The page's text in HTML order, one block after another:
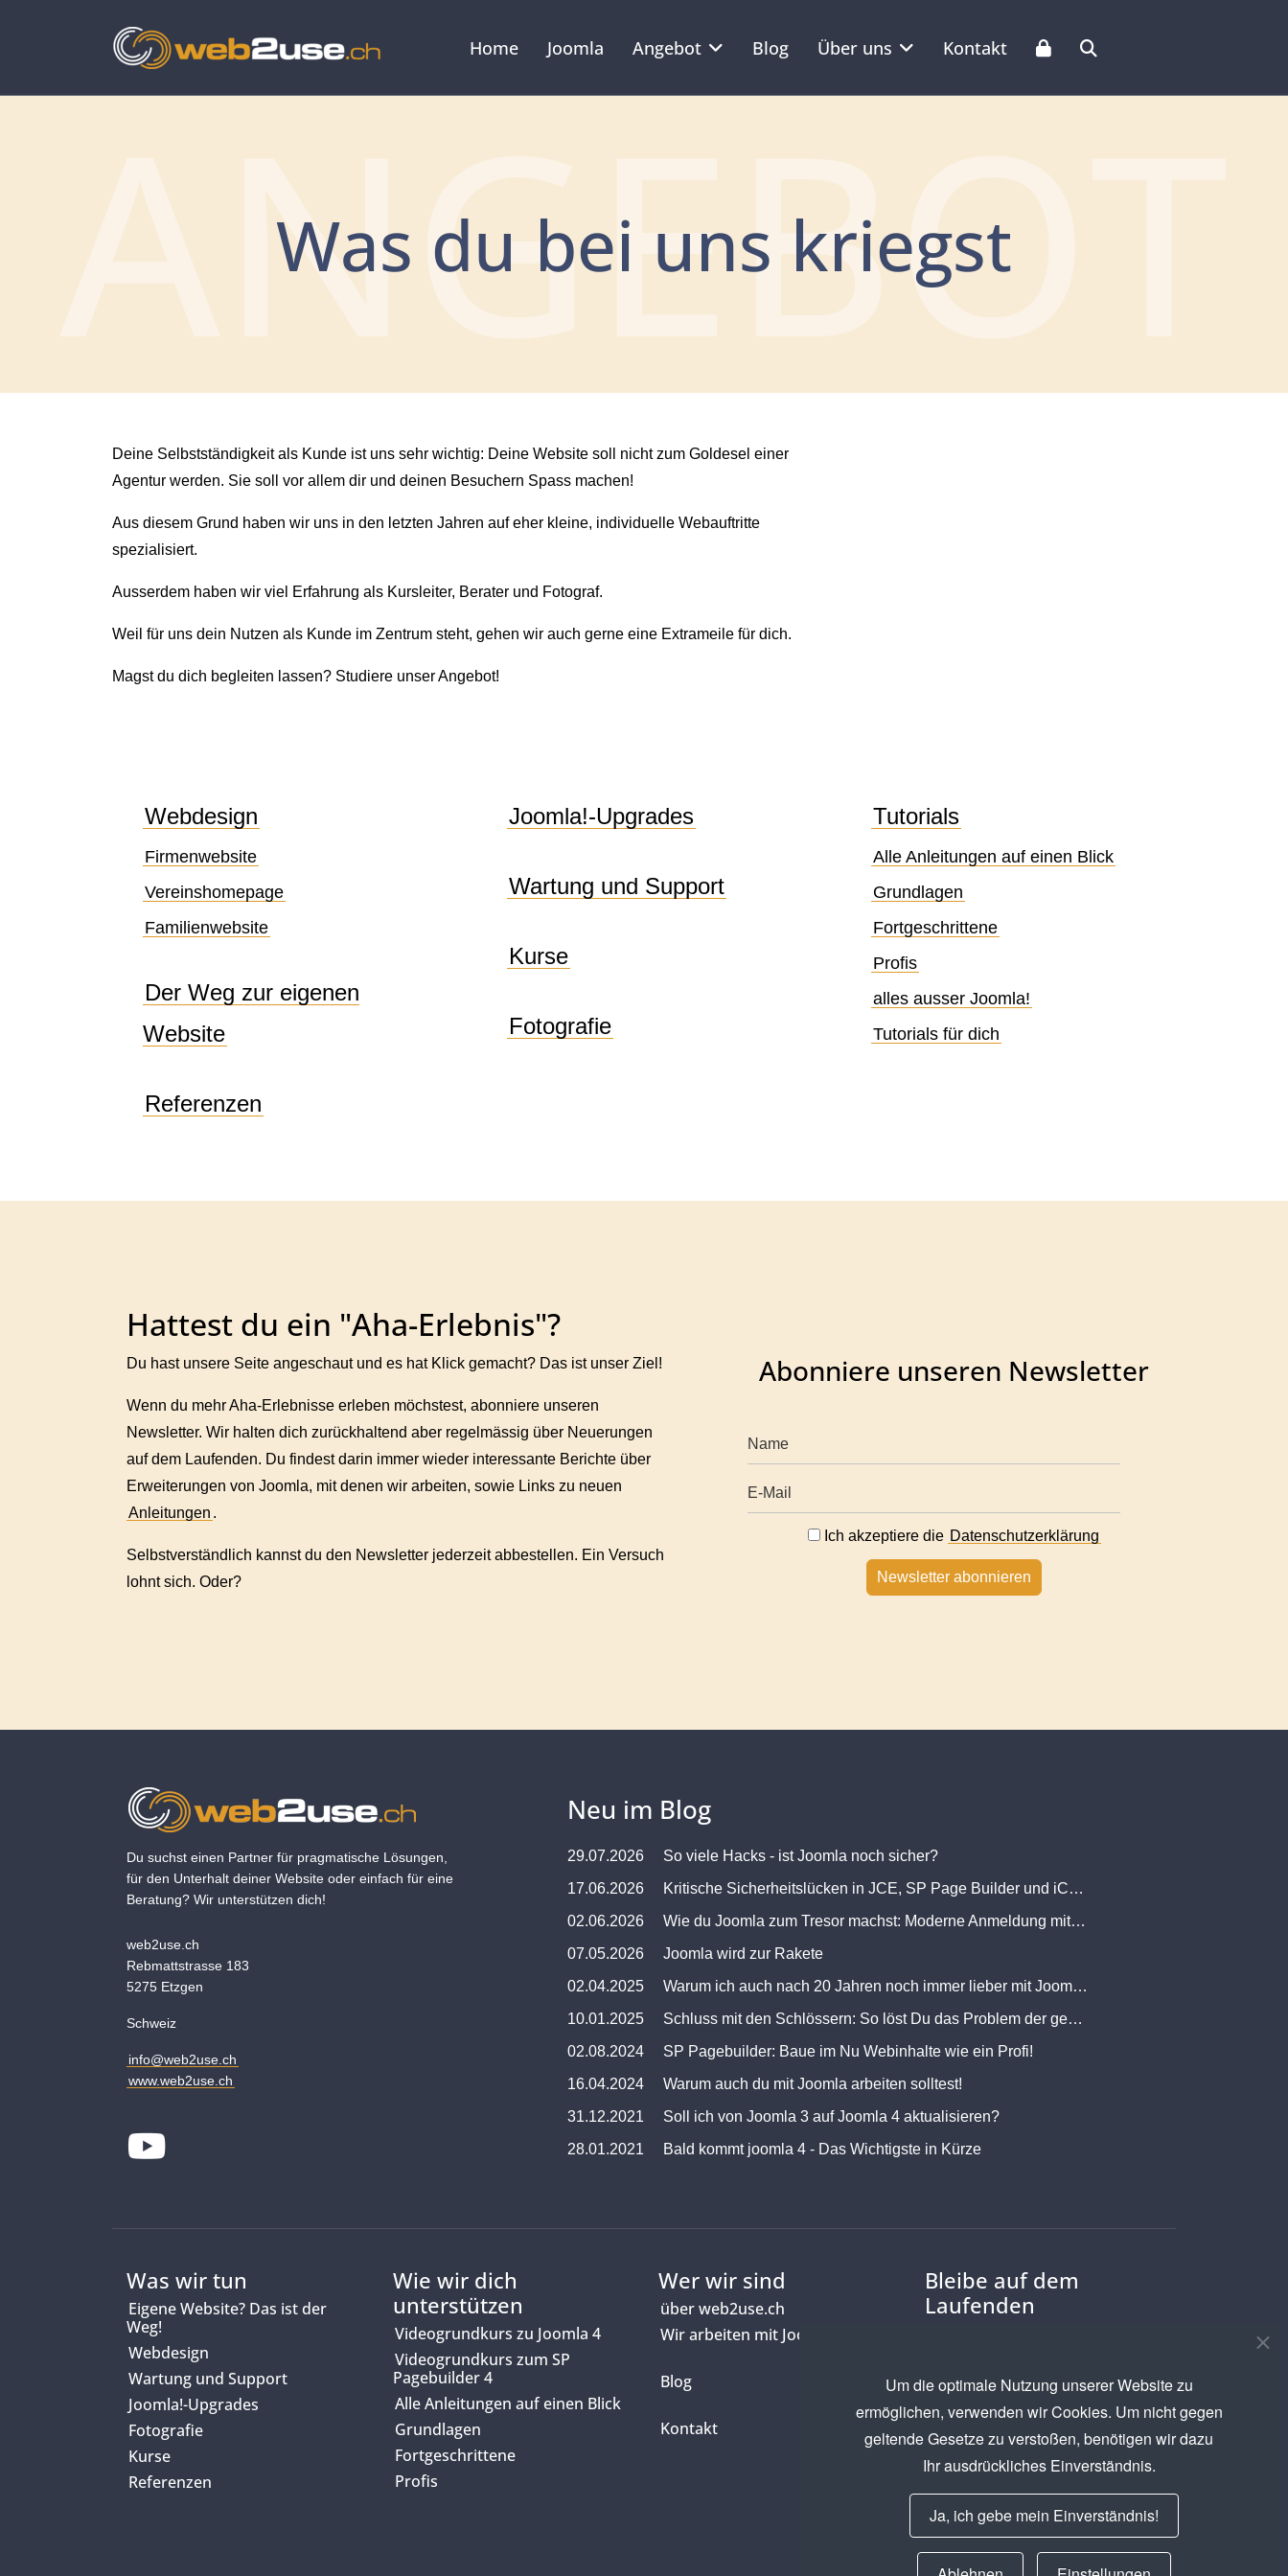
Um die optimale Nutzung unserer Website zu
ermöglichen, verwenden wir Cookies. Um nicht gegen
geltende Gesetze zu verstoßen, benötigen wir dazu
Ihr ausdrückliches Einverständnis.
Ja, ich gebe mein Einverständnis!
Home Joomla Angebot Blog Über uns Kontakt
Was du bei uns kriegst
ANGEBOT
Deine Selbstständigkeit als Kunde ist uns sehr wichtig: Deine Website soll nicht zum Goldesel einer
Agentur werden. Sie soll vor allem dir und deinen Besuchern Spass machen!
Aus diesem Grund haben wir uns in den letzten Jahren auf eher kleine, individuelle Webauftritte
spezialisiert.
Ausserdem haben wir viel Erfahrung als Kursleiter, Berater und Fotograf.
Weil für uns dein Nutzen als Kunde im Zentrum steht, gehen wir auch gerne eine Extrameile für dich.
Magst du dich begleiten lassen? Studiere unser Angebot!
Webdesign
Firmenwebsite
Vereinshomepage
Familienwebsite
Der Weg zur eigenen
Website
Referenzen
Joomla!-Upgrades
Wartung und Support
Kurse
Fotografie
Tutorials
Alle Anleitungen auf einen Blick
Grundlagen
Fortgeschrittene
Profis
alles ausser Joomla!
Tutorials für dich
Hattest du ein "Aha-Erlebnis"?
Du hast unsere Seite angeschaut und es hat Klick gemacht? Das ist unser Ziel!
Wenn du mehr Aha-Erlebnisse erleben möchstest, abonniere unseren
Newsletter. Wir halten dich zurückhaltend aber regelmässig über Neuerungen
auf dem Laufenden. Du findest darin immer wieder interessante Berichte über
Erweiterungen von Joomla, mit denen wir arbeiten, sowie Links zu neuen
Anleitungen .
Selbstverständlich kannst du den Newsletter jederzeit abbestellen. Ein Versuch
lohnt sich. Oder?
Abonniere unseren Newsletter
Ich akzeptiere die Datenschutzerklärung
Newsletter abonnieren
Du suchst einen Partner für pragmatische Lösungen,
für den Unterhalt deiner Website oder einfach für eine
Beratung? Wir unterstützen dich!
web2use.ch
Rebmattstrasse 183
5275 Etzgen
Schweiz
info@web2use.ch
www.web2use.ch
Youtube
Neu im Blog
So viele Hacks - ist Joomla noch sicher?
29.07.2026
Kritische Sicherheitslücken in JCE, SP Page Builder und iCagenda: Warum das auch deine Website betrifft.
17.06.2026
Wie du Joomla zum Tresor machst: Moderne Anmeldung mit 2FA, Passkeys und YubiKeys
02.06.2026
Joomla wird zur Rakete
07.05.2026
Warum ich auch nach 20 Jahren noch immer lieber mit Joomla arbeite als mit WordPress
02.04.2025
Schluss mit den Schlössern: So löst Du das Problem der gesperrten Inhalte in Joomla
10.01.2025
SP Pagebuilder: Baue im Nu Webinhalte wie ein Profi!
02.08.2024
Warum auch du mit Joomla arbeiten solltest!
16.04.2024
Soll ich von Joomla 3 auf Joomla 4 aktualisieren?
31.12.2021
Bald kommt joomla 4 - Das Wichtigste in Kürze
28.01.2021
Was wir tun
Eigene Website? Das ist der
Weg!
Webdesign
Wartung und Support
Joomla!-Upgrades
Fotografie
Kurse
Referenzen
Wie wir dich
unterstützen
Videogrundkurs zu Joomla 4
Videogrundkurs zum SP
Pagebuilder 4
Alle Anleitungen auf einen Blick
Grundlagen
Fortgeschrittene
Profis
Wer wir sind
über web2use.ch
Wir arbeiten mit Joomla
Blog
Kontakt
Bleibe auf dem
Laufenden
Ich akzeptiere die
Datenschutzerklärung